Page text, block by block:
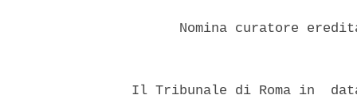
Nomina curatore
Il Tribunale di Roma in